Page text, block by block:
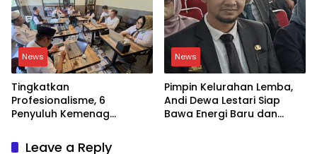
News
Tingkatkan
Profesionalisme, 6
Penyuluh Kemenag
Kenaikan Jabatan
News
Pimpin Kelurahan Lemba,
Andi Dewa Lestari Siap
Bawa Energi Baru dan
Leave a Reply